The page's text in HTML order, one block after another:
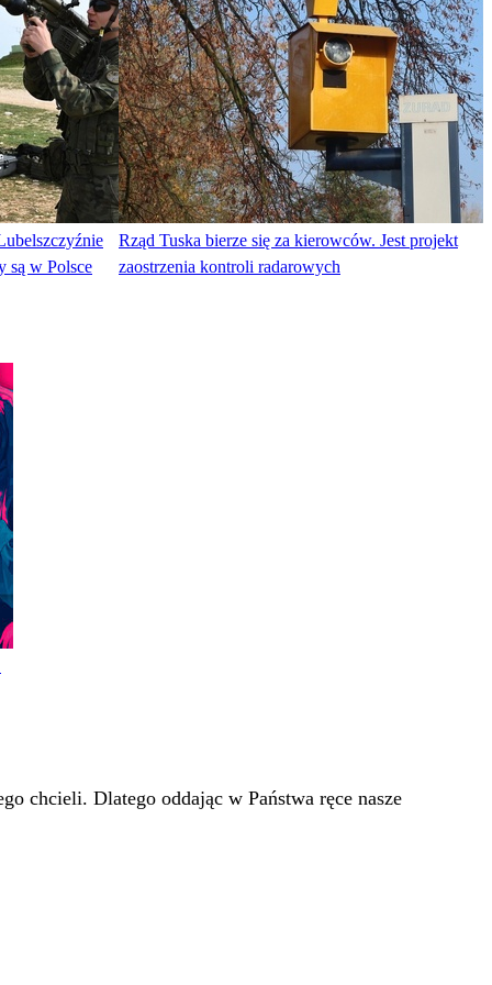
są w Polsce
Rząd Tuska bierze się za kierowców. Jest projekt
zaostrzenia kontroli radarowych
chcieli. Dlatego oddając w Państwa ręce nasze